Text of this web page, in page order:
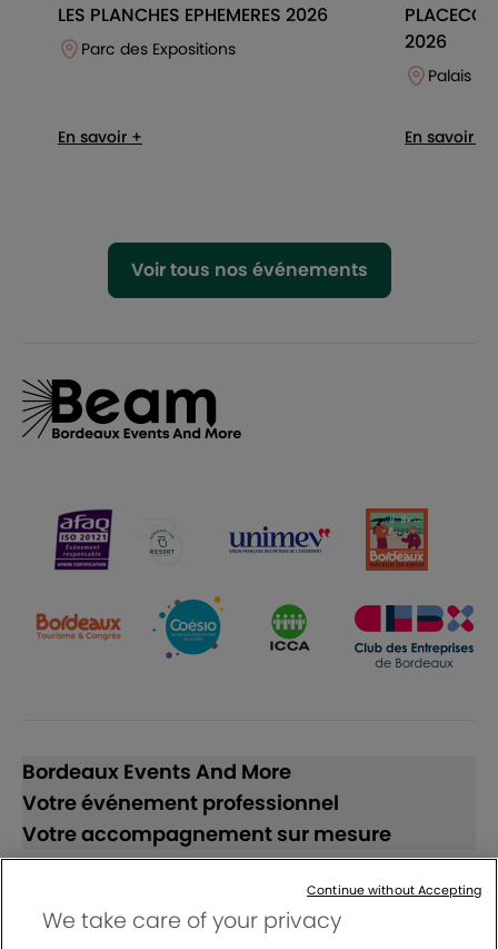
LES PLANCHES EPHEMERES 2026
Parc des Expositions
En savoir +
PLACECO
2026
Palais
En savoir +
Voir tous nos événements
Bordeaux Events And More
Votre événement professionnel
Votre accompagnement sur mesure
We take care of your privacy
Continue without Accepting